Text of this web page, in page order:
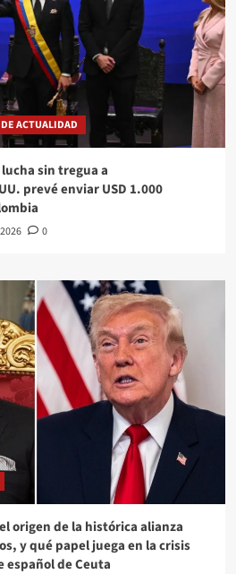
ACTUALIDAD
sin tregua a
prevé enviar USD 1.000
0
origen de la histórica alianza
y qué papel juega en la crisis
español de Ceuta